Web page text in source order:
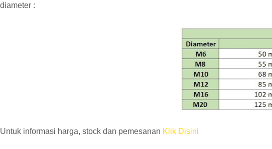
diameter :
Untuk informasi harga, stock dan pemesanan Klik Disini